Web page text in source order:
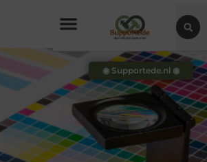
◉ Supportede.nl ◉